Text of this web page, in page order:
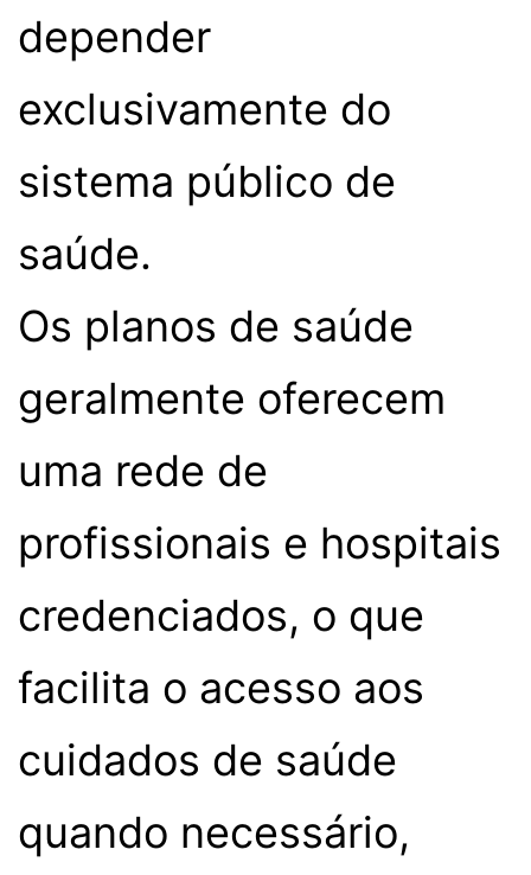
depender
exclusivamente do
sistema público de
saúde.
Os planos de saúde
geralmente oferecem
uma rede de
profissionais e hospitais
credenciados, o que
facilita o acesso aos
cuidados de saúde
quando necessário,